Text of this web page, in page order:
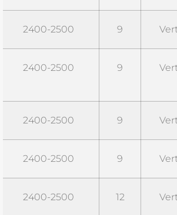
2400-2500 9
2400-2500 9
2400-2500 9
2400-2500 9
2400-2500 12